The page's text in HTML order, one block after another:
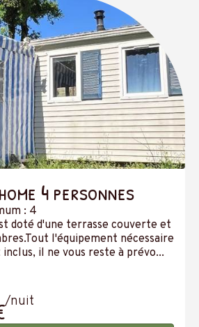
4 personnes
: 4
doté d'une terrasse couverte et
l'équipement nécessaire
il ne vous reste à prévo...
/nuit